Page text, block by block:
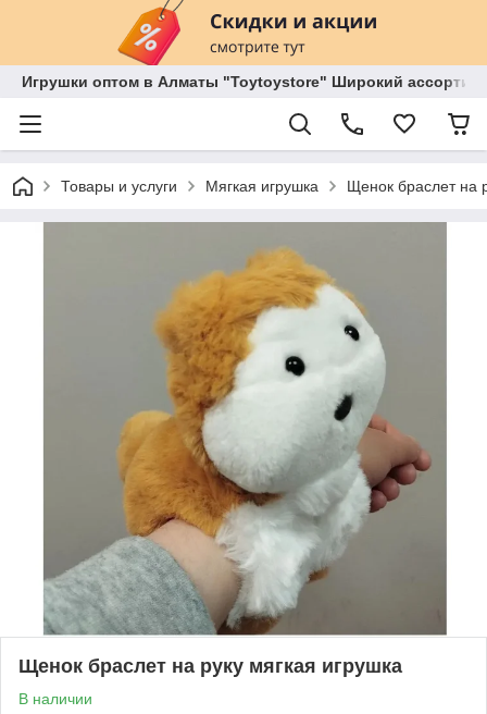
Игрушки оптом в Алматы "Toytoystore" Широкий
Товары и услуги Мягкая игрушка Щенок браслет на
Щенок браслет на руку мягкая игрушка
В наличии